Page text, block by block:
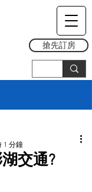
搶先訂房
交通?
1 分鐘